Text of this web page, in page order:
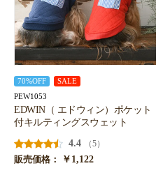
70%OFF SALE
PEW1053
EDWIN（ エドウィン）ポケット
付キルティングスウェット
4.4
（5）
販売価格：
￥1,122